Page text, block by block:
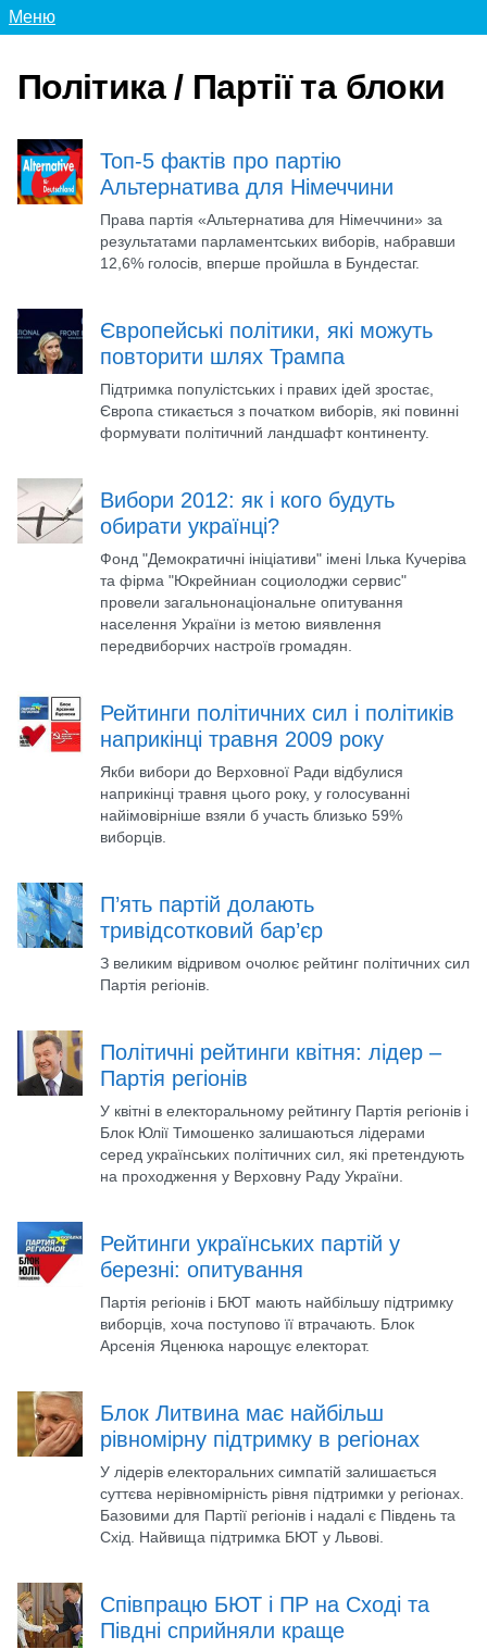
Меню
Політика / Партії та блоки
Топ-5 фактів про партію
Альтернатива для Німеччини
Права партія «Альтернатива для Німеччини» за
результатами парламентських виборів, набравши
12,6% голосів, вперше пройшла в Бундестаг.
Європейські політики, які можуть
повторити шлях Трампа
Підтримка популістських і правих ідей зростає,
Європа стикається з початком виборів, які повинні
формувати політичний ландшафт континенту.
Вибори 2012: як і кого будуть
обирати українці?
Фонд "Демократичні ініціативи" імені Ілька Кучеріва
та фірма "Юкрейниан социолоджи сервис"
провели загальнонаціональне опитування
населення України із метою виявлення
передвиборчих настроїв громадян.
Рейтинги політичних сил і політиків
наприкінці травня 2009 року
Якби вибори до Верховної Ради відбулися
наприкінці травня цього року, у голосуванні
найімовірніше взяли б участь близько 59%
виборців.
П’ять партій долають
тривідсотковий бар’єр
З великим відривом очолює рейтинг політичних сил
Партія регіонів.
Політичні рейтинги квітня: лідер –
Партія регіонів
У квітні в електоральному рейтингу Партія регіонів і
Блок Юлії Тимошенко залишаються лідерами
серед українських політичних сил, які претендують
на проходження у Верховну Раду України.
Рейтинги українських партій у
березні: опитування
Партія регіонів і БЮТ мають найбільшу підтримку
виборців, хоча поступово її втрачають. Блок
Арсенія Яценюка нарощує електорат.
Блок Литвина має найбільш
рівномірну підтримку в регіонах
У лідерів електоральних симпатій залишається
суттєва нерівномірність рівня підтримки у регіонах.
Базовими для Партії регіонів і надалі є Південь та
Схід. Найвища підтримка БЮТ у Львові.
Співпрацю БЮТ і ПР на Сході та
Півдні сприйняли краще